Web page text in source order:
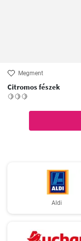
Megment
Citromos fészek
🍋🍋🍋
Aldi